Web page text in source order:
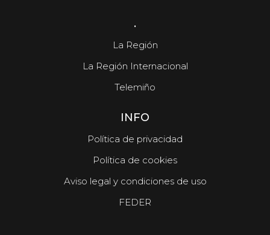
.
La Región
La Región Internacional
Telemiño
INFO
Política de privacidad
Política de cookies
Aviso legal y condiciones de uso
FEDER